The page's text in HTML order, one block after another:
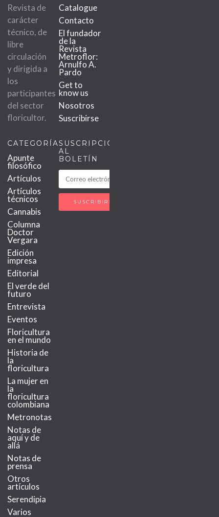
Revista de
carácter
técnico, de
libre
circulación
y dirigida a
los
participantes
del sector
floricultor.
Catalogue
Contacto
El fundador
de la
Revista
Metroflor:
Arnulfo A.
Pardo
Get to
know us
Nosotros
Suscribirse
CATEGORÍAS
Apunte
filosófico
Artículos
Artículos
técnicos
Cannabis
Columna
Doctor
Vergara
Edición
impresa
Editorial
El verde del
futuro
Entrevista
Eventos
Floricultura
en el mundo
Historia de
la
floricultura
La mujer en
la
floricultura
colombiana
Metronotas
Notas de
aquí y de
allá
Notas de
prensa
Otros
artículos
Serendipia
Varios
SUSCRIPCIÓN
AL
BOLETÍN